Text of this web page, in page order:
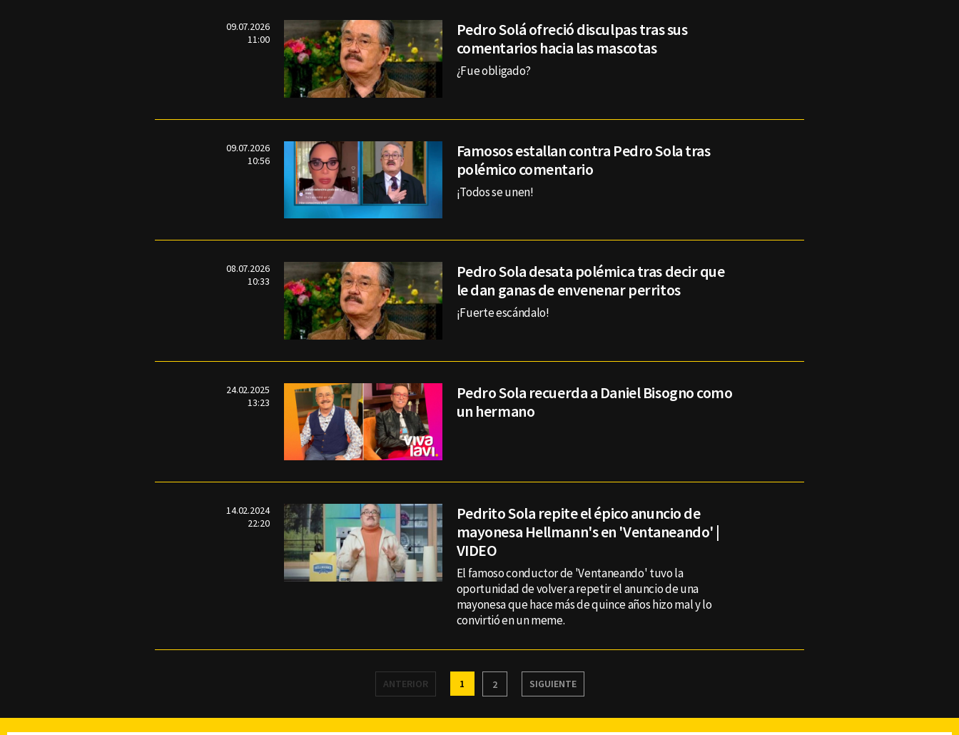
09.07.2026
11:00
Pedro Solá ofreció disculpas tras sus
comentarios hacia las mascotas
¿Fue obligado?
09.07.2026
10:56
Famosos estallan contra Pedro Sola tras
polémico comentario
¡Todos se unen!
08.07.2026
10:33
Pedro Sola desata polémica tras decir que
le dan ganas de envenenar perritos
¡Fuerte escándalo!
24.02.2025
13:23
Pedro Sola recuerda a Daniel Bisogno como
un hermano
14.02.2024
22:20
Pedrito Sola repite el épico anuncio de
mayonesa Hellmann's en 'Ventaneando' |
VIDEO
El famoso conductor de 'Ventaneando' tuvo la
oportunidad de volver a repetir el anuncio de una
mayonesa que hace más de quince años hizo mal y lo
convirtió en un meme.
ANTERIOR 1 2 SIGUIENTE